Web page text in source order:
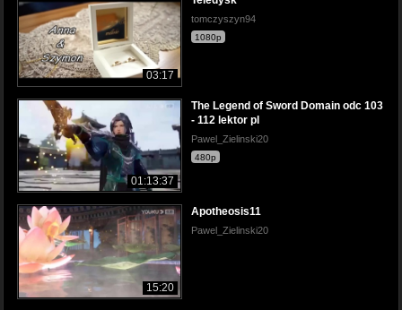
03:17
tomczyszyn94
1080p
01:13:37
The Legend of Sword Domain odc 103
- 112 lektor pl
Pawel_Zielinski20
480p
15:20
Apotheosis11
Pawel_Zielinski20